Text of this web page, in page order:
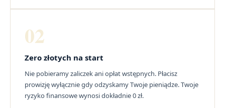
02
Zero złotych na start
Nie pobieramy zaliczek ani opłat wstępnych. Płacisz
prowizję wyłącznie gdy odzyskamy Twoje pieniądze. Twoje
ryzyko finansowe wynosi dokładnie 0 zł.